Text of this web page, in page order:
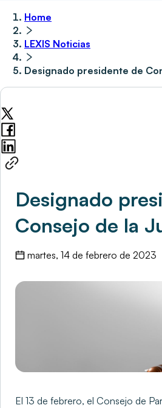
Home
LEXIS Noticias
Designado presidente de
Designado
Consejo de la
martes, 14 de febrero de 2023
El 13 de febrero, el Consejo de